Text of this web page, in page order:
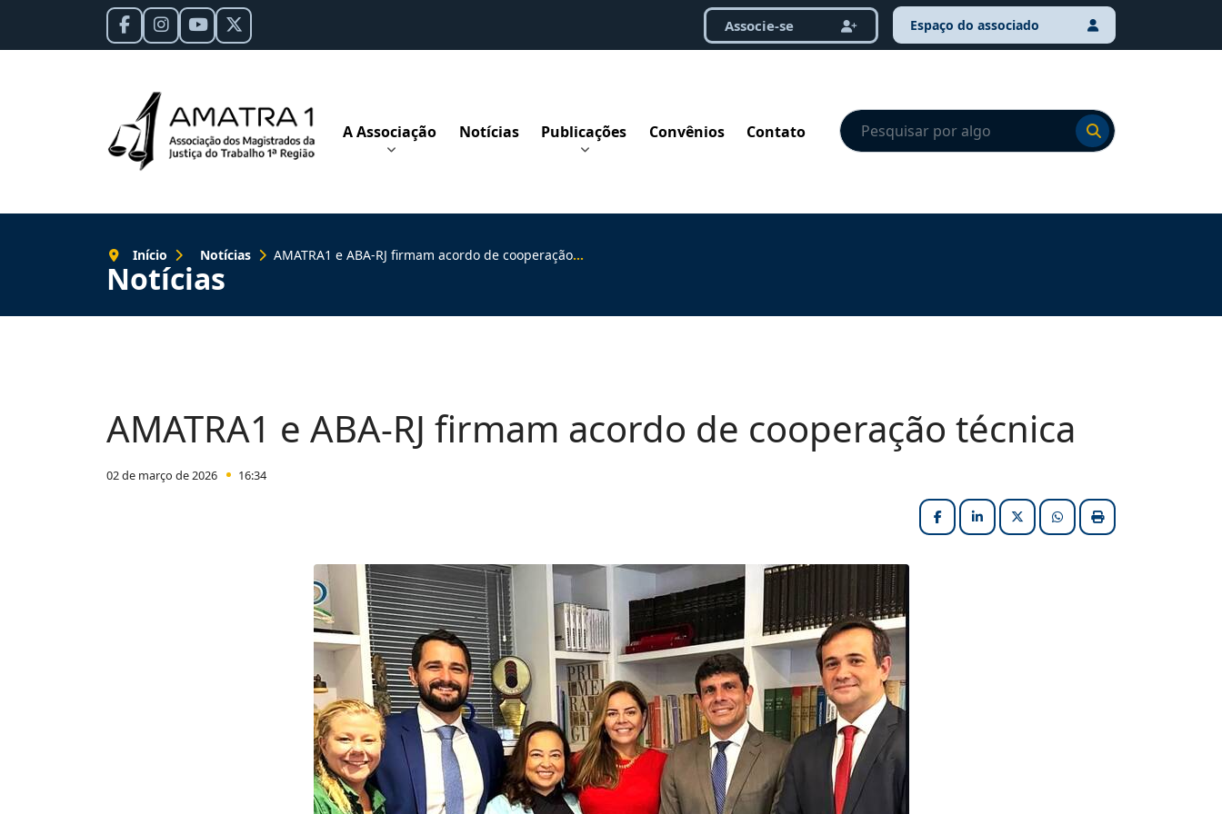
Espaço do associado
Associe-se
A Associação Notícias Publicações Convênios Contato
Ir para o resultado
Ir para o resultado
Notícias
Início Notícias AMATRA1 e ABA-RJ firmam acordo de cooperação técnica
AMATRA1 e ABA-RJ firmam acordo de cooperação técnica
02 de março de 2026 16:34
FacebookLinkedInX (formerly Twitter)Imprimir matéria